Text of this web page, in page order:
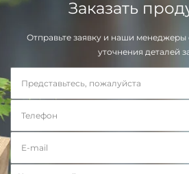
Заказать
Отправьте заявку и наши менеджеры
уточнения деталей